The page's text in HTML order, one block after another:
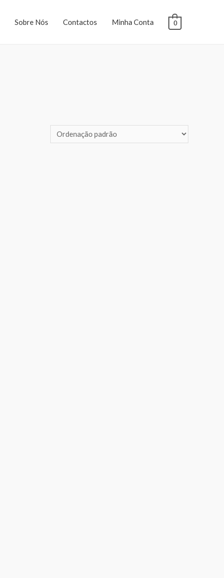
Sobre Nós Contactos Minha Conta 0